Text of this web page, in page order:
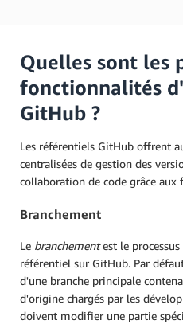
Quelles sont les
fonctionnalités
GitHub ?
Les référentiels GitHub offrent
centralisées de gestion des
collaboration de code grâce aux
Branchement
Le branchementest le
référentiel sur GitHub. Par
d'une branche principale
d'origine chargés par les
doivent modifier une partie